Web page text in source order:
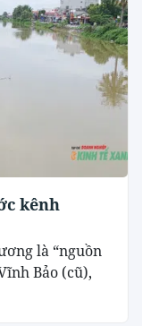
kênh
là “nguồn
Bảo (cũ),